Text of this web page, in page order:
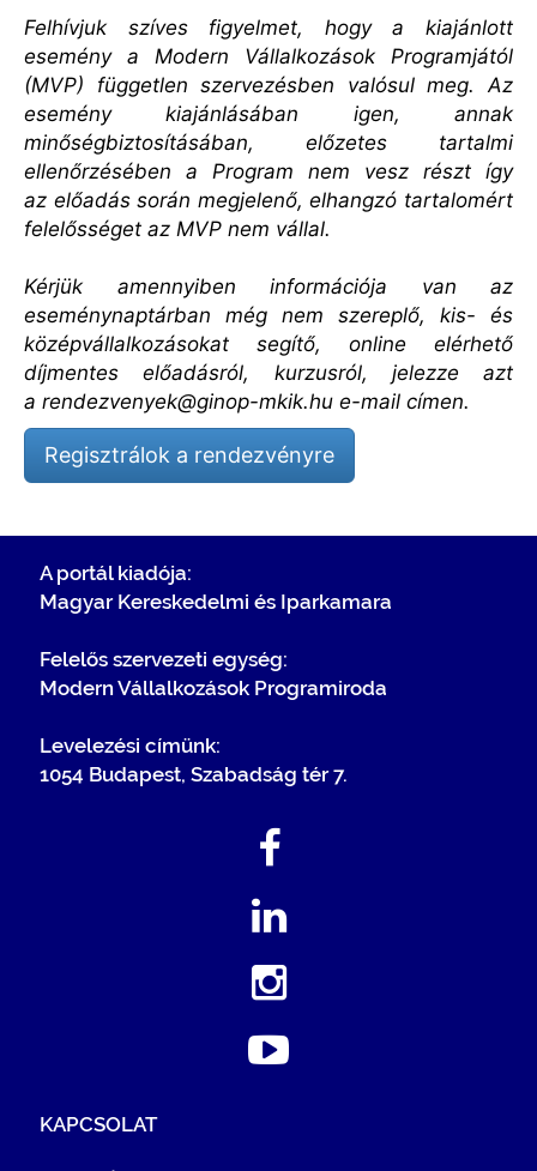
Felhívjuk szíves figyelmet, hogy a kiajánlott
esemény a Modern Vállalkozások Programjától
(MVP) független szervezésben valósul meg. Az
esemény kiajánlásában igen, annak
minőségbiztosításában, előzetes tartalmi
ellenőrzésében a Program nem vesz részt így
az előadás során megjelenő, elhangzó tartalomért
felelősséget az MVP nem vállal.
Kérjük amennyiben információja van az
eseménynaptárban még nem szereplő, kis- és
középvállalkozásokat segítő, online elérhető
díjmentes előadásról, kurzusról, jelezze azt
a rendezvenyek@ginop-mkik.hu e-mail címen.
Regisztrálok a rendezvényre
A portál kiadója:
Magyar Kereskedelmi és Iparkamara
Felelős szervezeti egység:
Modern Vállalkozások Programiroda
Levelezési címünk:
1054 Budapest, Szabadság tér 7.
KAPCSOLAT